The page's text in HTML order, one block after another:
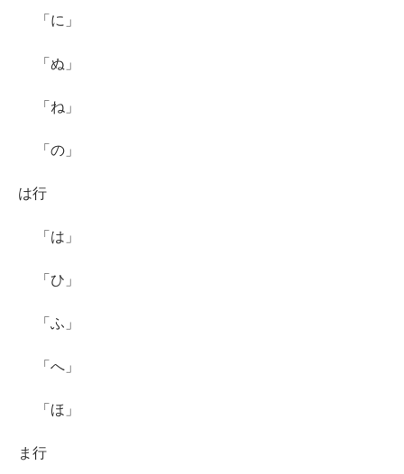
「に」
「ぬ」
「ね」
「の」
は行
「は」
「ひ」
「ふ」
「へ」
「ほ」
ま行